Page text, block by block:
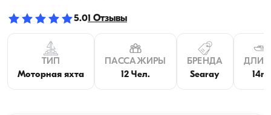
5.01 Отзывы
ТИП
Моторная яхта
ПАССАЖИРЫ
12 Чел.
БРЕНДА
Searay
14m